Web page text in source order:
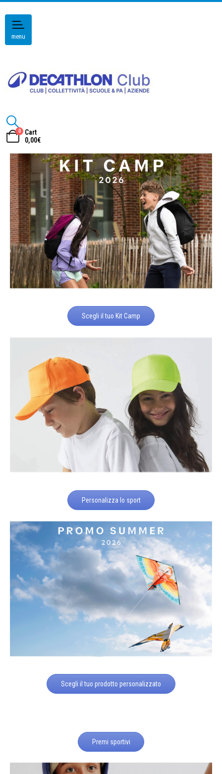
menu
0
Cart
0,00€
Scegli il tuo Kit Camp
Personalizza lo sport
Scegli il tuo prodotto personalizzato
Premi sportivi